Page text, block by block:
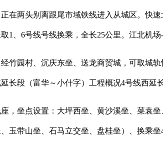
在两头别离跟尾市域铁线进入从城区。快
1、6号线号线换乘，全长25公里。江北机场
园村、沉庆东坐、送龙商贸城，可取城轨
长段（富华～小什字）工程概况4号线西延
坐点设置：大坪西坐、黄沙溪坐、菜袁坐
玉带山坐、石马立交坐、盘桂坐）、换乘